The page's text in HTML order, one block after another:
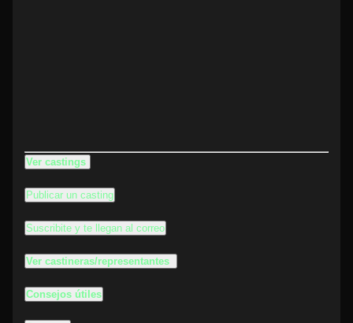
Ver castings
Publicar un casting
Suscribite y te llegan al correo
Ver castineras/representantes
Consejos útiles